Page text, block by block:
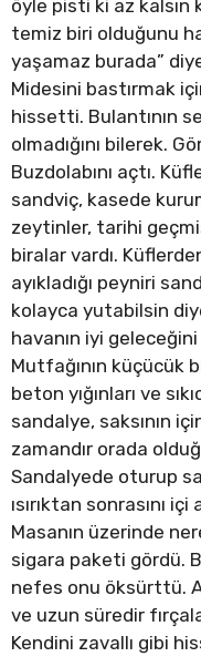
öyle pisti ki az kalsın
temiz biri olduğunu
yaşamaz burada”
Midesini bastırmak
hissetti. Bulantının
olmadığını bilerek.
Buzdolabını açtı.
sandviç, kasede
zeytinler, tarihi
biralar vardı.
ayıkladığı peyniri
kolayca yutabilsin
havanın iyi
Mutfağının küçücük
beton yığınları ve
sandalye, saksının
zamandır orada
Sandalyede oturup
ısırıktan sonrasını
Masanın üzerinde
sigara paketi gördü.
nefes onu öksürttü.
ve uzun süredir
Kendini zavallı gibi